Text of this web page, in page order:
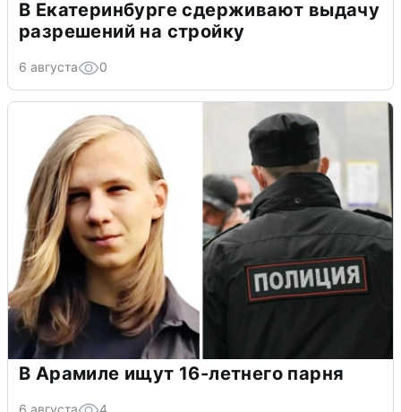
В Екатеринбурге сдерживают выдачу
разрешений на стройку
6 августа 0
В Арамиле ищут 16-летнего парня
6 августа 4